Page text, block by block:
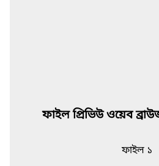
ফাইল প্রিভিউ ওয়েব
ফাইল ১